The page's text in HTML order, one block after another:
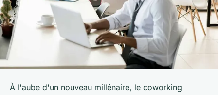
À l'aube d'un nouveau millénaire, le coworking